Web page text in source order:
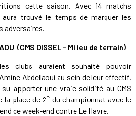
cette saison. Avec 14 matchs
trouvé le temps de marquer les
adversaires.
(CMS OISSEL - Milieu de terrain)
clubs auraient souhaité pouvoir
Abdellaoui au sein de leur effectif.
apporter une vraie solidité au CMS
la place de 2e du championnat avec le
ce week-end contre Le Havre.